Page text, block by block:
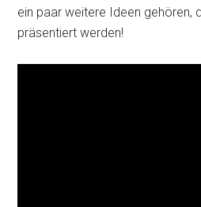
ein paar weitere Ideen gehören,
präsentiert werden!